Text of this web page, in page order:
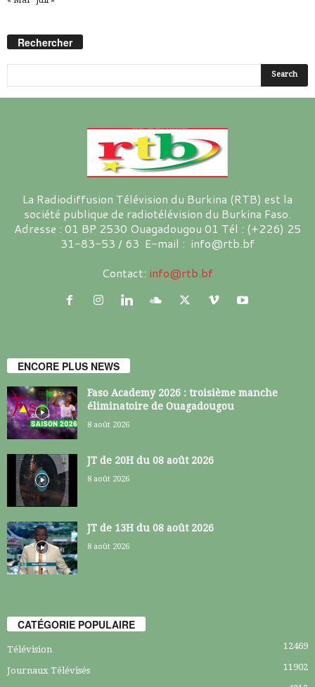
Rechercher
La Radiodiffusion Télévision du Burkina (RTB) est la
société publique de radiotélévision du Burkina Faso.
Adresse : 01 BP 2530 Ouagadougou 01 Tél : (+226) 25
31-83-53 / 63 E-mail : info@rtb.bf
Contact: info@rtb.bf
ENCORE PLUS NEWS
Faso Academy 2026 : troisième manche
éliminatoire de Ouagadougou
8 août 2026
JT de 20H du 08 août 2026
8 août 2026
JT de 13H du 08 août 2026
8 août 2026
CATÉGORIE POPULAIRE
Télévision 12469
Journaux Télévisés 11902